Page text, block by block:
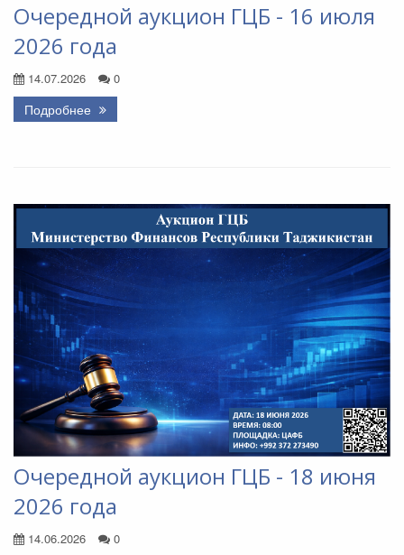
Очередной аукцион ГЦБ - 16 июля
2026 года
14.07.2026 0
Подробнее
Очередной аукцион ГЦБ - 18 июня
2026 года
14.06.2026 0